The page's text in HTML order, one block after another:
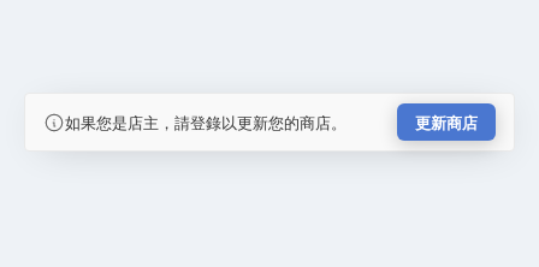
如果您是店主，請登錄以更新您的商店。 更新商店